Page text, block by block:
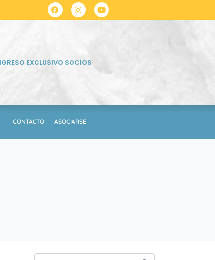
EXCLUSIVO SOCIOS
CONTACTO ASOCIARSE